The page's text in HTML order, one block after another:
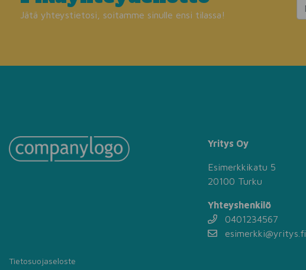
Jätä yhteystietosi, soitamme sinulle ensi tilassa!
Yritys Oy
Esimerkkikatu 5
20100 Turku
Yhteyshenkilö
0401234567
esimerkki@yritys.fi
Tietosuojaseloste